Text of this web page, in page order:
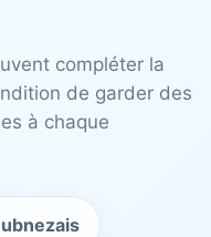
compléter la
de garder des
à chaque